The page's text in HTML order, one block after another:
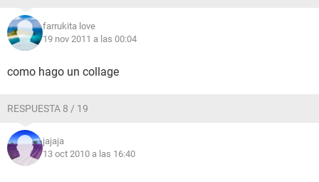
farrukita love
19 nov 2011 a las 00:04
como hago un collage
RESPUESTA 8 / 19
jajaja
13 oct 2010 a las 16:40